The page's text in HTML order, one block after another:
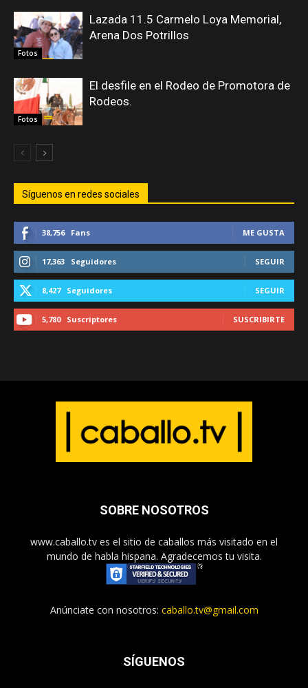
Fotos
Lazada 11.5 Carmelo Loya Memorial,
Arena Dos Potrillos
Fotos
El desfile en el Rodeo de Promotora de
Rodeos.
Síguenos en redes sociales
38,756 Fans ME GUSTA
17,363 Seguidores SEGUIR
8,427 Seguidores SEGUIR
5,780 Suscriptores SUSCRIBIRTE
SOBRE NOSOTROS
www.caballo.tv es el sitio de caballos más visitado en el
mundo de habla hispana. Agradecemos tu visita.
Anúnciate con nosotros: caballo.tv@gmail.com
SÍGUENOS